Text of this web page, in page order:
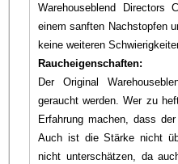
Warehouseblend Directors
einem sanften Nachstopfen
keine weiteren
Raucheigenschaften:
Der Original
geraucht werden. Wer zu
Erfahrung machen, dass
Auch ist die Stärke nicht
nicht unterschätzen, da